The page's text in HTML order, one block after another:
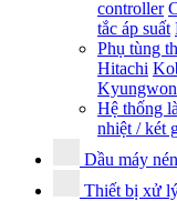
controller
tắc áp suất
Phụ tùng
Hitachi
Kyungwon
Hệ thống
nhiệt / két
Dầu máy
Thiết bị xử